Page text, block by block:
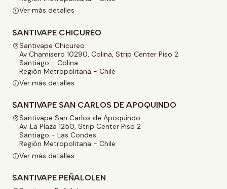
Ver más detalles
SANTIVAPE CHICUREO
Santivape Chicureo
Av Chamisero 10290, Colina, Strip Center Piso 2
Santiago - Colina
Región Metropolitana - Chile
Ver más detalles
SANTIVAPE SAN CARLOS DE APOQUINDO
Santivape San Carlos de Apoquindo
Av. La Plaza 1250, Strip Center Piso 2
Santiago - Las Condes
Región Metropolitana - Chile
Ver más detalles
SANTIVAPE PEÑALOLEN